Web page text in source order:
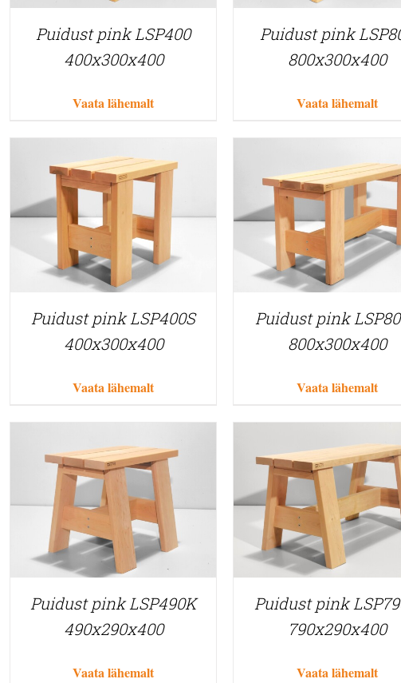
Puidust pink LSP400
400x300x400
Vaata lähemalt
Puidust pink
800x300x400
Vaata lähemalt
Puidust pink LSP400S
400x300x400
Vaata lähemalt
Puidust pink
800x300x400
Vaata lähemalt
Puidust pink LSP490K
490x290x400
Vaata lähemalt
Puidust pink
790x290x400
Vaata lähemalt